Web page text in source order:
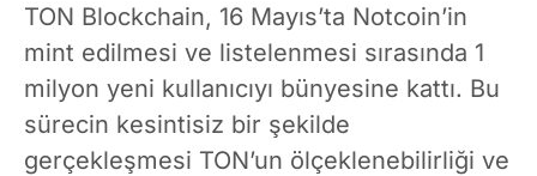
TON Blockchain, 16 Mayıs’ta Notcoin’in
mint edilmesi ve listelenmesi sırasında 1
milyon yeni kullanıcıyı bünyesine kattı. Bu
sürecin kesintisiz bir şekilde
gerçekleşmesi TON’un ölçeklenebilirliği ve